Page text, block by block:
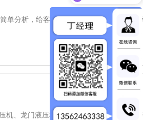
单分析，给客户订购压胎机时能有一个参
、龙门液压机、快速液压机、液压冲床